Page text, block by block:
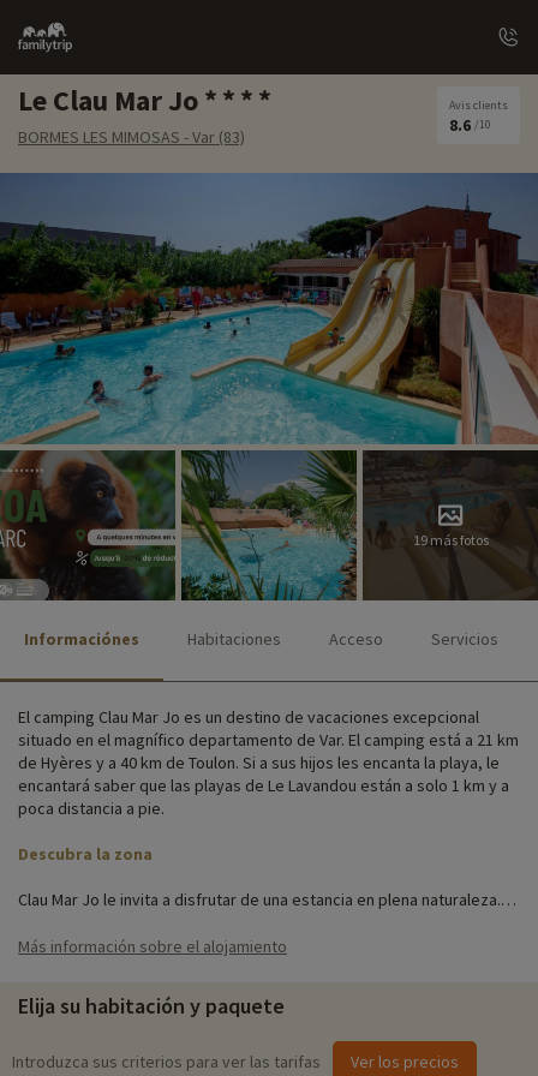
Family
trip
Le Clau Mar Jo
BORMES LES MIMOSAS - Var (83)
Avis clients
8.6 /10
19 más fotos
Informaciónes Habitaciones Acceso Servicios
El camping Clau Mar Jo es un destino de vacaciones excepcional
situado en el magnífico departamento de Var. El camping está a 21 km
de Hyères y a 40 km de Toulon. Si a sus hijos les encanta la playa, le
encantará saber que las playas de Le Lavandou están a solo 1 km y a
poca distancia a pie.
Descubra la zona
Clau Mar Jo le invita a disfrutar de una estancia en plena naturaleza.
cambio total de aires, ¡a menos de 10 minutos en coche del centro de
auténtica delicia.
Todo está pensado para facilitar al máximo las vacaciones en familia.
Más información sobre el alojamiento
Elija su habitación y paquete
Introduzca sus criterios para ver las tarifas Ver los precios